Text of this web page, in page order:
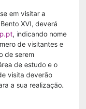
em visitar a
XVI, deverá
, indicando nome
de visitantes e
de serem
de estudo e o
visita deverão
a sua realização.